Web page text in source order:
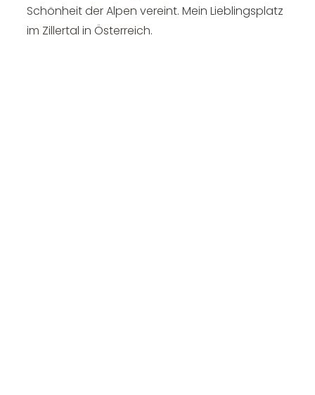
Schönheit der Alpen vereint. Mein Lieblingsplatz
im Zillertal in Österreich.